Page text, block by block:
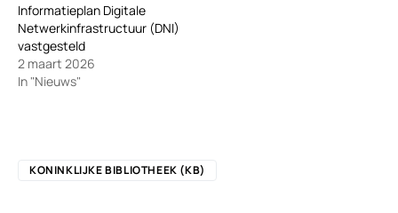
Informatieplan Digitale
Netwerkinfrastructuur (DNI)
vastgesteld
2 maart 2026
In "Nieuws"
KONINKLIJKE BIBLIOTHEEK (KB)